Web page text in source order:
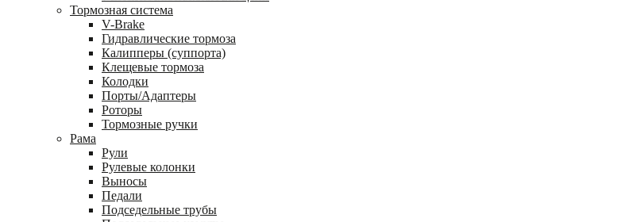
Тормозная система
V-Brake
Гидравлические тормоза
Калипперы (суппорта)
Клещевые тормоза
Колодки
Порты/Адаптеры
Роторы
Тормозные ручки
Рама
Рули
Рулевые колонки
Выносы
Педали
Подседельные трубы